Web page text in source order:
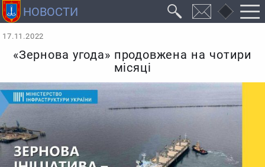
17.11.2022
«Зернова угода» продовжена на чотири
місяці